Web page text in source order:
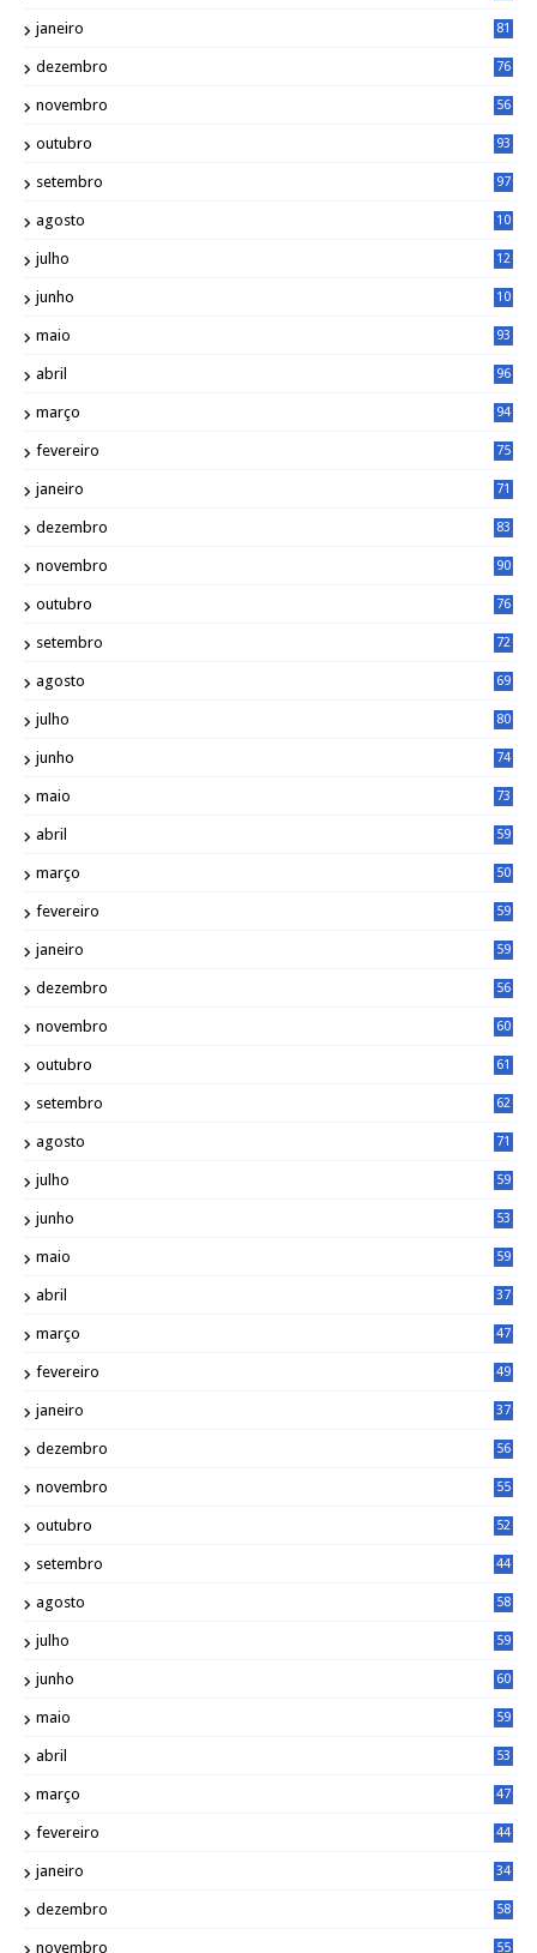
janeiro 81
dezembro 76
novembro 56
outubro 93
setembro 97
agosto
10
julho
12
junho
10
maio 93
abril 96
março 94
fevereiro 75
janeiro 71
dezembro 83
novembro 90
outubro 76
setembro 72
agosto 69
julho 80
junho 74
maio 73
abril 59
março 50
fevereiro 59
janeiro 59
dezembro 56
novembro 60
outubro 61
setembro 62
agosto 71
julho 59
junho 53
maio 59
abril 37
março 47
fevereiro 49
janeiro 37
dezembro 56
novembro 55
outubro 52
setembro 44
agosto 58
julho 59
junho 60
maio 59
abril 53
março 47
fevereiro 44
janeiro 34
dezembro 58
novembro 55